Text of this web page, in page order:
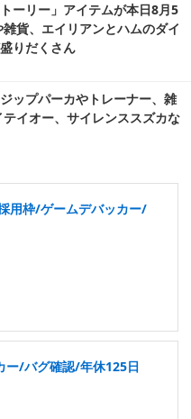
ーリー」アイテムが本日8月5
貨、エイリアンとハムのダイ
りだくさん
ップパーカやトレーナー、雑
イオー、サイレンススズカな
用枠/ゲームデバッカー/
ー/バグ確認/年休125日